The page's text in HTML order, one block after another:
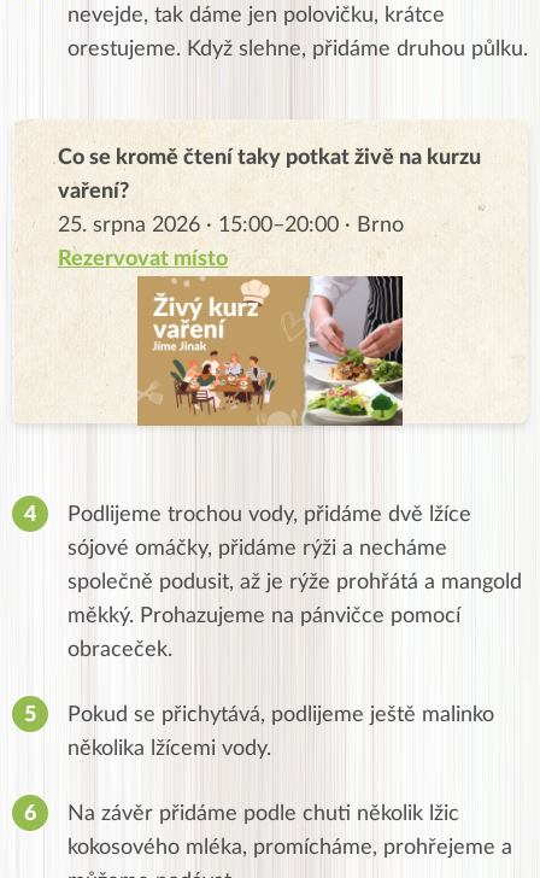
nevejde, tak dáme jen polovičku, krátce
orestujeme. Když slehne, přidáme druhou půlku.
Co se kromě čtení taky potkat živě na kurzu
vaření?
25. srpna 2026 · 15:00–20:00 · Brno
Rezervovat místo
Podlijeme trochou vody, přidáme dvě lžíce
sójové omáčky, přidáme rýži a necháme
společně podusit, až je rýže prohřátá a mangold
měkký. Prohazujeme na pánvičce pomocí
obraceček.
Pokud se přichytává, podlijeme ještě malinko
několika lžícemi vody.
Na závěr přidáme podle chuti několik lžic
kokosového mléka, promícháme, prohřejeme a